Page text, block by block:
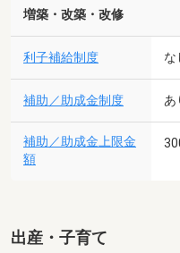
増築・改築・改修
利子補給制度 な
補助／助成金制度 あ
補助／助成金上限金
額
出産・子育て